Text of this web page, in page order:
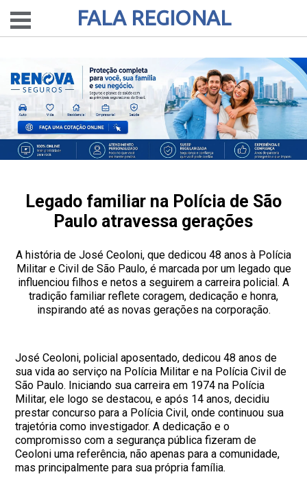
FALA REGIONAL
Legado familiar na Polícia de São
Paulo atravessa gerações
A história de José Ceoloni, que dedicou 48 anos à Polícia
Militar e Civil de São Paulo, é marcada por um legado que
influenciou filhos e netos a seguirem a carreira policial. A
tradição familiar reflete coragem, dedicação e honra,
inspirando até as novas gerações na corporação.
José Ceoloni, policial aposentado, dedicou 48 anos de
sua vida ao serviço na Polícia Militar e na Polícia Civil de
São Paulo. Iniciando sua carreira em 1974 na Polícia
Militar, ele logo se destacou, e após 14 anos, decidiu
prestar concurso para a Polícia Civil, onde continuou sua
trajetória como investigador. A dedicação e o
compromisso com a segurança pública fizeram de
Ceoloni uma referência, não apenas para a comunidade,
mas principalmente para sua própria família.